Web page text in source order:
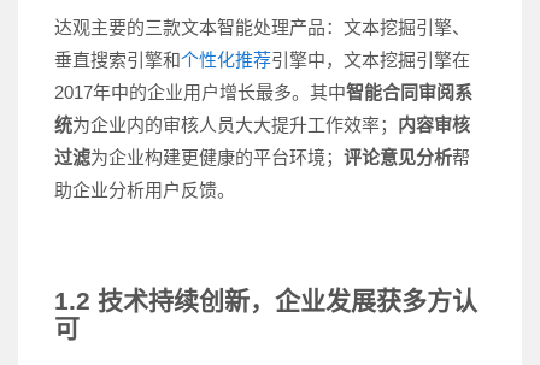
达观主要的三款文本智能处理产品：文本挖掘引擎、
垂直搜索引擎和个性化推荐引擎中，文本挖掘引擎在
2017年中的企业用户增长最多。其中智能合同审阅系
统为企业内的审核人员大大提升工作效率； 内容审核
过滤为企业构建更健康的平台环境； 评论意见分析帮
助企业分析用户反馈。
1.2 技术持续创新，企业发展获多方认
可